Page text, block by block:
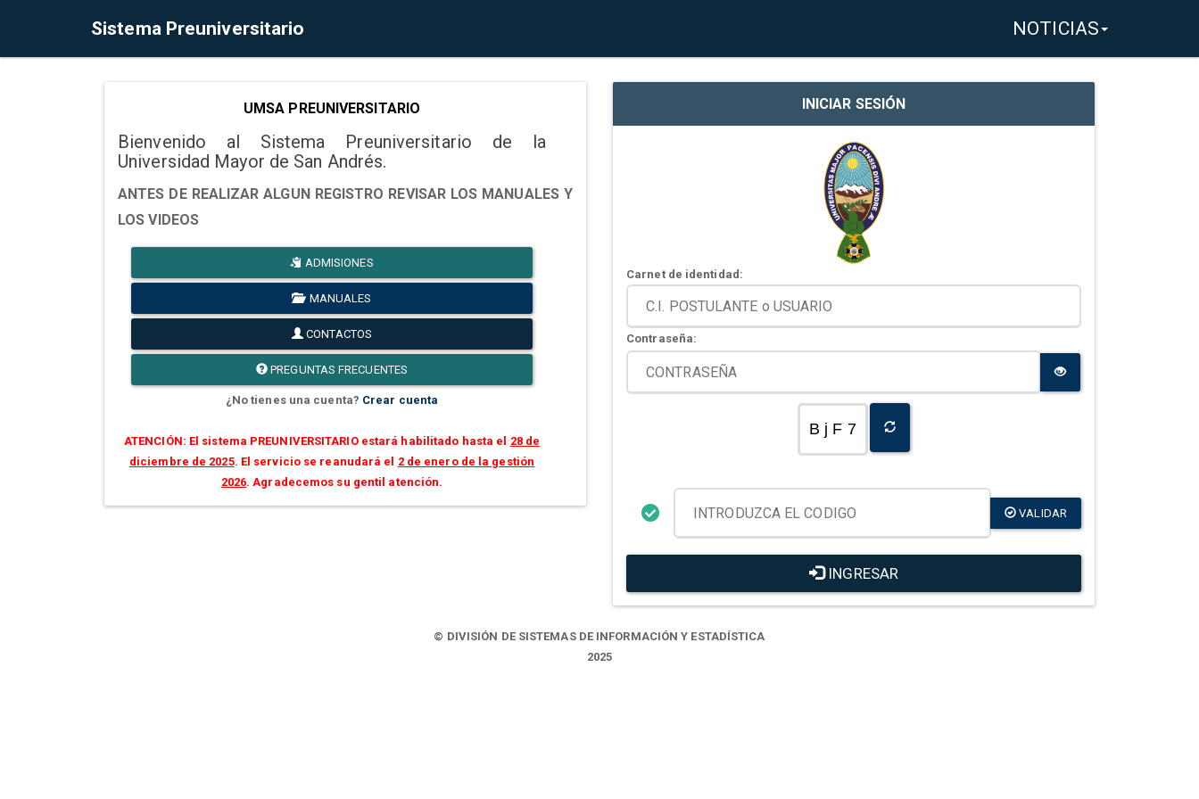
Sistema Preuniversitario NOTICIAS
UMSA PREUNIVERSITARIO
Bienvenido al Sistema Preuniversitario de la
Universidad Mayor de San Andrés.
ANTES DE REALIZAR ALGUN REGISTRO REVISAR LOS MANUALES Y
LOS VIDEOS
ADMISIONES
MANUALES
CONTACTOS
PREGUNTAS FRECUENTES
¿No tienes una cuenta? Crear cuenta
ATENCIÓN: El sistema PREUNIVERSITARIO estará habilitado hasta el 28 de
diciembre de 2025. El servicio se reanudará el 2 de enero de la gestión
2026. Agradecemos su gentil atención.
INICIAR SESIÓN
Carnet de identidad:
Contraseña:
B j F 7
VALIDAR
INGRESAR
© DIVISIÓN DE SISTEMAS DE INFORMACIÓN Y ESTADÍSTICA
2025